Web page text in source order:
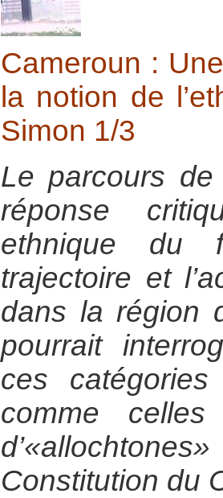
Cameroun :
la notion de
Simon 1/3
Le parcours
réponse
ethnique du
trajectoire et
dans la région
pourrait
ces
comme celles
Constitution du